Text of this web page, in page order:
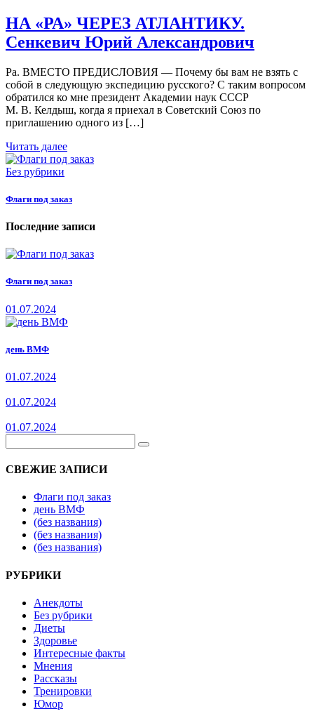
НА «РА» ЧЕРЕЗ АТЛАНТИКУ.
Сенкевич Юрий Александрович
Ра. ВМЕСТО ПРЕДИСЛОВИЯ — Почему бы вам не взять с
собой в следующую экспедицию русского? С таким вопросом
обратился ко мне президент Академии наук СССР
М. В. Келдыш, когда я приехал в Советский Союз по
приглашению одного из […]
Читать далее
Без рубрики
Флаги под заказ
Последние записи
Флаги под заказ
01.07.2024
день ВМФ
01.07.2024
01.07.2024
01.07.2024
СВЕЖИЕ ЗАПИСИ
Флаги под заказ
день ВМФ
(без названия)
(без названия)
(без названия)
РУБРИКИ
Анекдоты
Без рубрики
Диеты
Здоровье
Интересные факты
Мнения
Рассказы
Тренировки
Юмор